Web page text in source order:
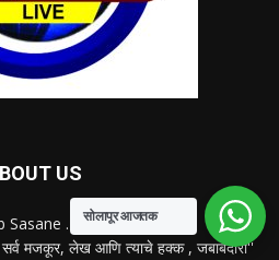
US
Sasane .
मजकूर, लेख आणि त्याचे हक्क , जबाबदारी''
सोलापूर आजतक